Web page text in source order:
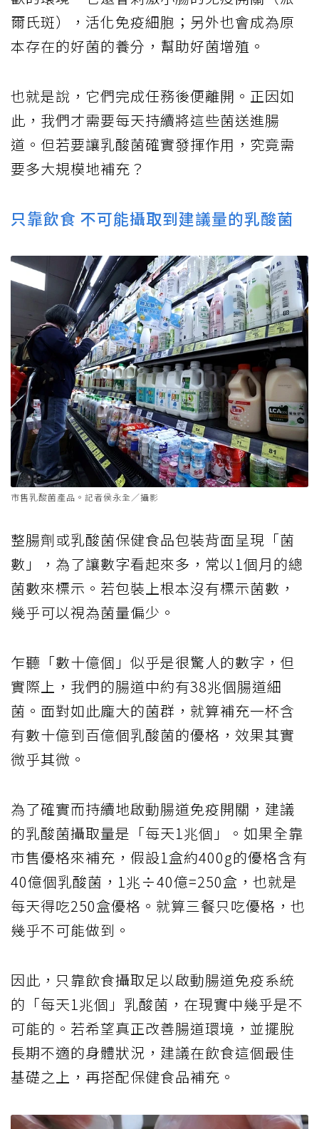
爾氏斑），活化免疫細胞；另外也會成為原
本存在的好菌的養分，幫助好菌增殖。
也就是說，它們完成任務後便離開。正因如
此，我們才需要每天持續將這些菌送進腸
道。但若要讓乳酸菌確實發揮作用，究竟需
要多大規模地補充？
只靠飲食 不可能攝取到建議量的乳酸菌
市售乳酸菌產品。記者侯永全／攝影
整腸劑或乳酸菌保健食品包裝背面呈現「菌
數」，為了讓數字看起來多，常以1個月的總
菌數來標示。若包裝上根本沒有標示菌數，
幾乎可以視為菌量偏少。
乍聽「數十億個」似乎是很驚人的數字，但
實際上，我們的腸道中約有38兆個腸道細
菌。面對如此龐大的菌群，就算補充一杯含
有數十億到百億個乳酸菌的優格，效果其實
微乎其微。
為了確實而持續地啟動腸道免疫開關，建議
的乳酸菌攝取量是「每天1兆個」。如果全靠
市售優格來補充，假設1盒約400g的優格含有
40億個乳酸菌，1兆÷40億=250盒，也就是
每天得吃250盒優格。就算三餐只吃優格，也
幾乎不可能做到。
因此，只靠飲食攝取足以啟動腸道免疫系統
的「每天1兆個」乳酸菌，在現實中幾乎是不
可能的。若希望真正改善腸道環境，並擺脫
長期不適的身體狀況，建議在飲食這個最佳
基礎之上，再搭配保健食品補充。